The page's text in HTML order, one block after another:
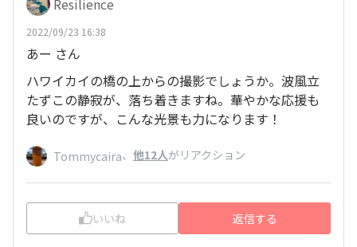
Resilience
2022/09/23 16:38
あー さん
ハワイカイの橋の上からの撮影でしょうか。波風立
たずこの静寂が、落ち着きますね。華やかな応援も
良いのですが、こんな光景も力になります！
Tommycaira、 他12人がリアクション
いいね 返信する